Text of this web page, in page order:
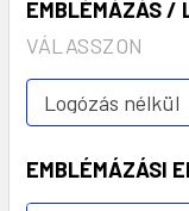
EMBLÉMÁZÁS /
VÁLASSZON
EMBLÉMÁZÁSI